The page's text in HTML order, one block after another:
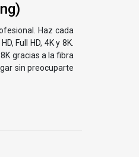
Haz cada
Full HD, 4K y 8K​.
gracias a la fibra
sin preocuparte